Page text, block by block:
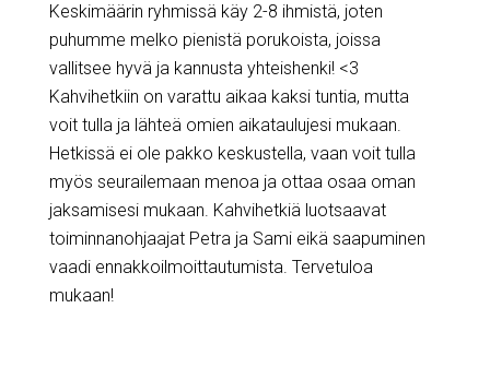
Keskimäärin ryhmissä käy 2-8 ihmistä, joten
puhumme melko pienistä porukoista, joissa
vallitsee hyvä ja kannusta yhteishenki! <3
Kahvihetkiin on varattu aikaa kaksi tuntia, mutta
voit tulla ja lähteä omien aikataulujesi mukaan.
Hetkissä ei ole pakko keskustella, vaan voit tulla
myös seurailemaan menoa ja ottaa osaa oman
jaksamisesi mukaan. Kahvihetkiä luotsaavat
toiminnanohjaajat Petra ja Sami eikä saapuminen
vaadi ennakkoilmoittautumista. Tervetuloa
mukaan!